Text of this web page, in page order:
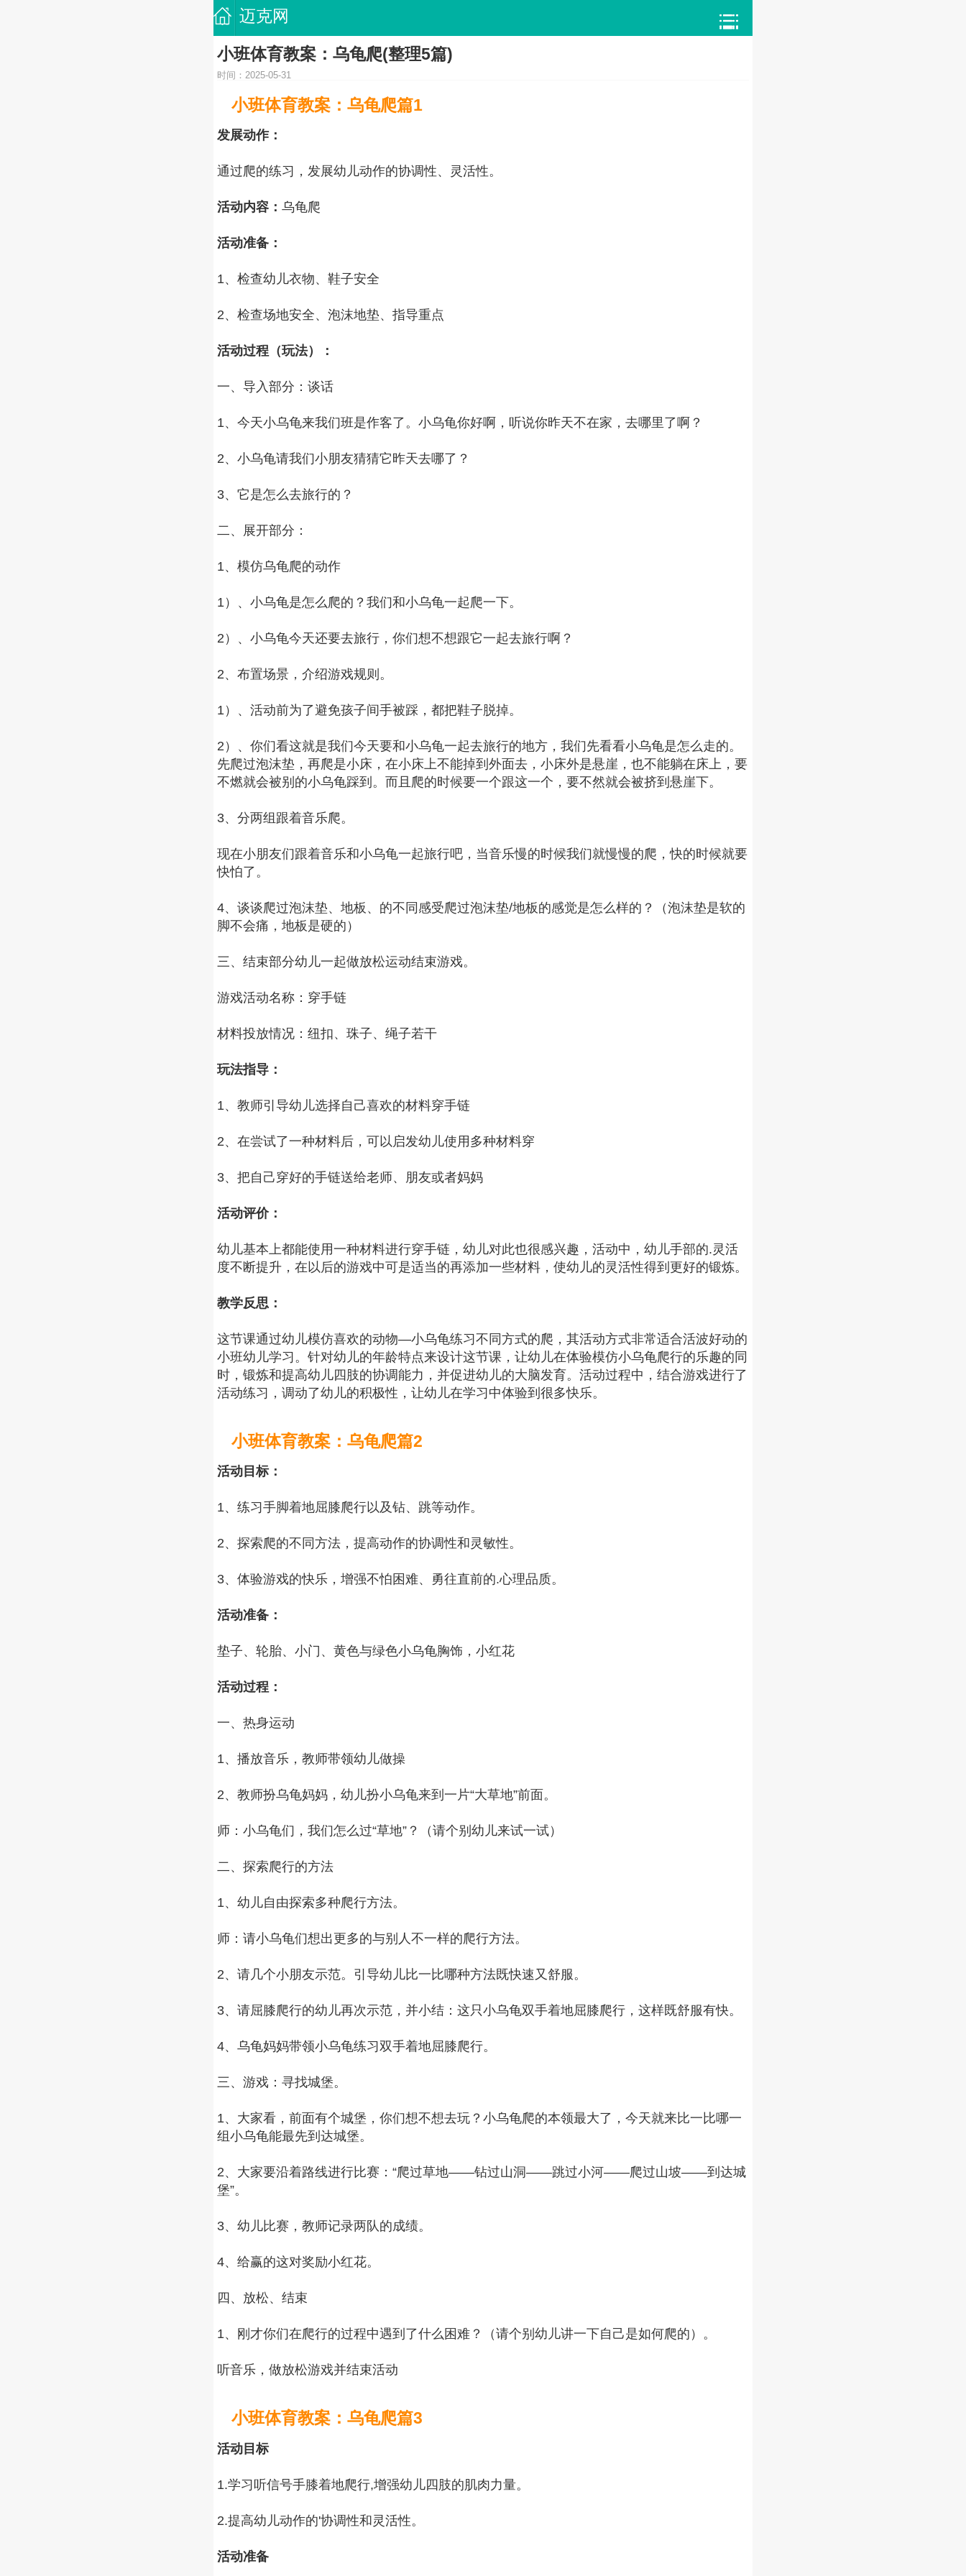
迈克网
小班体育教案：乌龟爬(整理5篇)
时间：2025-05-31
小班体育教案：乌龟爬篇1
发展动作：
通过爬的练习，发展幼儿动作的协调性、灵活性。
活动内容： 乌龟爬
活动准备：
1、检查幼儿衣物、鞋子安全
2、检查场地安全、泡沫地垫、指导重点
活动过程（玩法）：
一、导入部分：谈话
1、今天小乌龟来我们班是作客了。小乌龟你好啊，听说你昨天不在家，去哪里了啊？
2、小乌龟请我们小朋友猜猜它昨天去哪了？
3、它是怎么去旅行的？
二、展开部分：
1、模仿乌龟爬的动作
1）、小乌龟是怎么爬的？我们和小乌龟一起爬一下。
2）、小乌龟今天还要去旅行，你们想不想跟它一起去旅行啊？
2、布置场景，介绍游戏规则。
1）、活动前为了避免孩子间手被踩，都把鞋子脱掉。
2）、你们看这就是我们今天要和小乌龟一起去旅行的地方，我们先看看小乌龟是怎么走的。
先爬过泡沫垫，再爬是小床，在小床上不能掉到外面去，小床外是悬崖，也不能躺在床上，要
不燃就会被别的小乌龟踩到。而且爬的时候要一个跟这一个，要不然就会被挤到悬崖下。
3、分两组跟着音乐爬。
现在小朋友们跟着音乐和小乌龟一起旅行吧，当音乐慢的时候我们就慢慢的爬，快的时候就要
快怕了。
4、谈谈爬过泡沫垫、地板、的不同感受爬过泡沫垫/地板的感觉是怎么样的？（泡沫垫是软的
脚不会痛，地板是硬的）
三、结束部分幼儿一起做放松运动结束游戏。
游戏活动名称：穿手链
材料投放情况：纽扣、珠子、绳子若干
玩法指导：
1、教师引导幼儿选择自己喜欢的材料穿手链
2、在尝试了一种材料后，可以启发幼儿使用多种材料穿
3、把自己穿好的手链送给老师、朋友或者妈妈
活动评价：
幼儿基本上都能使用一种材料进行穿手链，幼儿对此也很感兴趣，活动中，幼儿手部的.灵活
度不断提升，在以后的游戏中可是适当的再添加一些材料，使幼儿的灵活性得到更好的锻炼。
教学反思：
这节课通过幼儿模仿喜欢的动物—小乌龟练习不同方式的爬，其活动方式非常适合活波好动的
小班幼儿学习。针对幼儿的年龄特点来设计这节课，让幼儿在体验模仿小乌龟爬行的乐趣的同
时，锻炼和提高幼儿四肢的协调能力，并促进幼儿的大脑发育。活动过程中，结合游戏进行了
活动练习，调动了幼儿的积极性，让幼儿在学习中体验到很多快乐。
小班体育教案：乌龟爬篇2
活动目标：
1、练习手脚着地屈膝爬行以及钻、跳等动作。
2、探索爬的不同方法，提高动作的协调性和灵敏性。
3、体验游戏的快乐，增强不怕困难、勇往直前的.心理品质。
活动准备：
垫子、轮胎、小门、黄色与绿色小乌龟胸饰，小红花
活动过程：
一、热身运动
1、播放音乐，教师带领幼儿做操
2、教师扮乌龟妈妈，幼儿扮小乌龟来到一片“大草地”前面。
师：小乌龟们，我们怎么过“草地”？（请个别幼儿来试一试）
二、探索爬行的方法
1、幼儿自由探索多种爬行方法。
师：请小乌龟们想出更多的与别人不一样的爬行方法。
2、请几个小朋友示范。引导幼儿比一比哪种方法既快速又舒服。
3、请屈膝爬行的幼儿再次示范，并小结：这只小乌龟双手着地屈膝爬行，这样既舒服有快。
4、乌龟妈妈带领小乌龟练习双手着地屈膝爬行。
三、游戏：寻找城堡。
1、大家看，前面有个城堡，你们想不想去玩？小乌龟爬的本领最大了，今天就来比一比哪一
组小乌龟能最先到达城堡。
2、大家要沿着路线进行比赛：“爬过草地——钻过山洞——跳过小河——爬过山坡——到达城
堡”。
3、幼儿比赛，教师记录两队的成绩。
4、给赢的这对奖励小红花。
四、放松、结束
1、刚才你们在爬行的过程中遇到了什么困难？（请个别幼儿讲一下自己是如何爬的）。
听音乐，做放松游戏并结束活动
小班体育教案：乌龟爬篇3
活动目标
1.学习听信号手膝着地爬行,增强幼儿四肢的肌肉力量。
2.提高幼儿动作的'协调性和灵活性。
活动准备